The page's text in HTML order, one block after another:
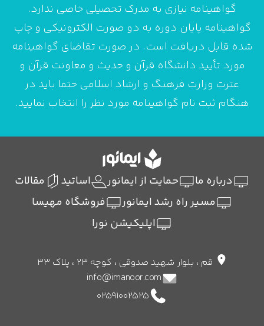
گواهینامه نیازی به مدرک تحصیلی خاصی ندارد.
گواهینامه پایان دوره به دو صورت الکترونیکی و چاپ
شده قابل دریافت است. در صورت تقاضای گواهینامه
مورد تأیید دانشگاه قرآن و حدیث و معاونت قرآن و
عترت وزارت فرهنگ و ارشاد اسلامی حتما باید در
هنگام ثبت نام گواهینامه مورد نظر را انتخاب نمایید.
درباره ما حمایت از ایمانور اساتید
مقالات
مسیر راه رشد ایمانور
فروشگاه مهیسا
اپلیکیشن نورا
قم ، بلوار شهید صدوقی ، کوچه 23 ، پلاک 33
info@imanoor.com
02591002525